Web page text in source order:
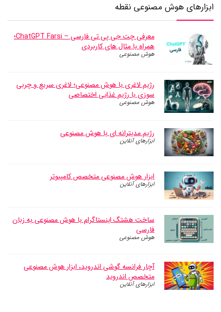
ابزارهای هوش مصنوعی نقطه
معرفی چت جی پی تی فارسی – ChatGPT Farsi؛
همراه با مثال های کاربردی
هوش مصنوعی
رژیم لاغری با هوش مصنوعی؛ لاغری سریع و چربی
سوزی با رژیم غذایی اختصاصی
هوش مصنوعی
رژیم مدیترانه ای با هوش مصنوعی
ابزارهای آنلاین
ابزار هوش مصنوعی متخصص کامپیوتر
ابزارهای آنلاین
ساخت هشتگ اینستاگرام با هوش مصنوعی به زبان
فارسی
هوش مصنوعی
آچار فرانسه گوشی اندروید، ابزار هوش مصنوعی
متخصص اندروید
ابزارهای آنلاین